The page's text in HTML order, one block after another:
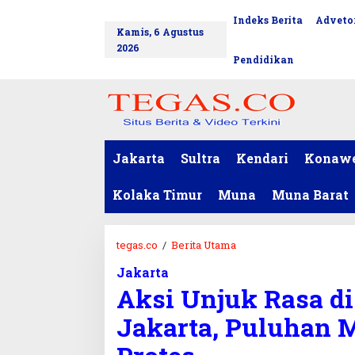
Kamis, 6 Agustus
2026
Indeks Berita
Pendidikan
Jakarta Sultra Kendari
Kolaka Timur Muna Muna Barat
tegas.co / Berita Utama
i
U
n
Jakarta
Aksi Unjuk Rasa
Jakarta, Puluhan